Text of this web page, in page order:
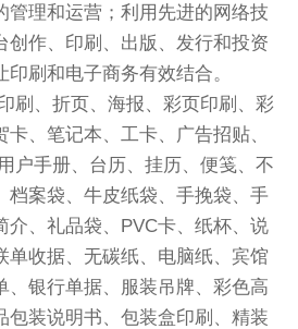
管理和运营；利用先进的网络技
创作、印刷、出版、发行和投资
印刷和电子商务有效结合。
刷、折页、海报、彩页印刷、彩
、笔记本、工卡、广告招贴、
户手册、台历、挂历、便笺、不
档案袋、牛皮纸袋、手挽袋、手
介、礼品袋、PVC卡、纸杯、说
单收据、无碳纸、电脑纸、宾馆
、银行单据、服装吊牌、彩色高
包装说明书、包装盒印刷、精装